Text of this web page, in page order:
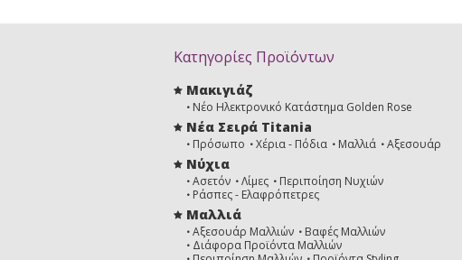
Κατηγορίες Προϊόντων
Μακιγιάζ
Νέο Ηλεκτρονικό Κατάστημα Golden Rose
Νέα Σειρά Titania
Πρόσωπο Χέρια - Πόδια Μαλλιά Αξεσουάρ
Νύχια
Ασετόν Λίμες
Περιποίηση Νυχιών
Ράσπες - Ελαφρόπετρες
Μαλλιά
Αξεσουάρ Μαλλιών
Βαφές Μαλλιών
Διάφορα Προϊόντα Μαλλιών